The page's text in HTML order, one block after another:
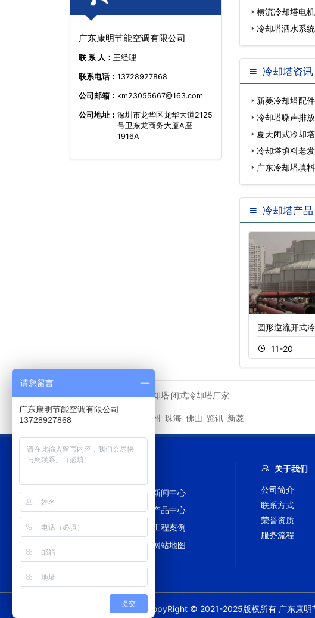
广东康明节能空调有限公司
联 系 人： 王经理
联系电话： 13728927868
公司邮箱： km23055667@163.com
公司地址： 深圳市龙华区龙华大道2125
号卫东龙商务大厦A座
1916A
横流冷却塔电
冷却塔洒水系统
冷却塔资讯
新菱冷却塔配
冷却塔噪声排
夏天闭式冷却
冷却塔填料老
广东冷却塔填
冷却塔产品
圆形逆流开式
11-20
友情链接 马利冷却塔 闭式冷却塔厂家
广州 珠海 佛山 览讯 新菱
网站首页
新闻中心
冷却塔百科
产品中心
冷却塔配件
工程案例
冷却塔维修
网站地图
关于我们
公司简介
联系方式
荣誉资质
服务流程
CopyRight © 2021-2025版权所有 广东康明
请您留言
广东康明节能空调有限公司
13728927868
提交